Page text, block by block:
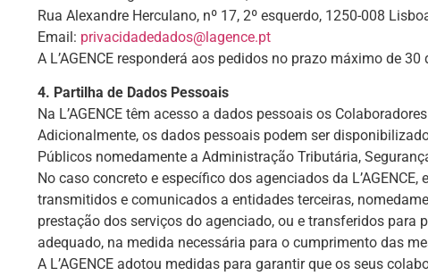
Rua Alexandre Herculano, nº 17, 2º esquerdo, 1250-008
Email: privacidadedados@lagence.pt
A L’AGENCE responderá aos pedidos no prazo máximo de 30
4. Partilha de Dados Pessoais
Na L’AGENCE têm acesso a dados pessoais os
Adicionalmente, os dados pessoais podem ser
Públicos nomedamente a Administração Tributária,
No caso concreto e específico dos agenciados da
transmitidos e comunicados a entidades terceiras,
prestação dos serviços do agenciado, ou e transferidos para
adequado, na medida necessária para o cumprimento das
A L’AGENCE adotou medidas para garantir que os seus